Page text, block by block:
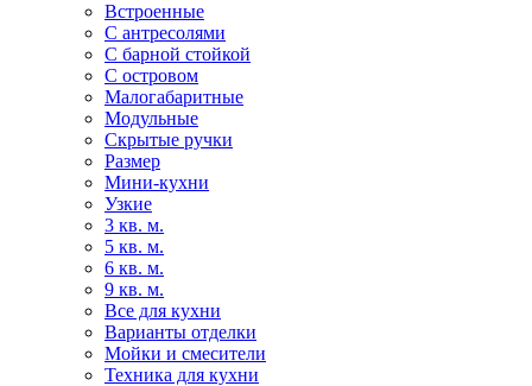
Встроенные
С антресолями
С барной стойкой
С островом
Малогабаритные
Модульные
Скрытые ручки
Размер
Мини-кухни
Узкие
3 кв. м.
5 кв. м.
6 кв. м.
9 кв. м.
Все для кухни
Варианты отделки
Мойки и смесители
Техника для кухни